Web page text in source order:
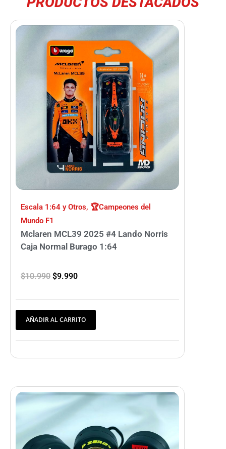
Escala 1:64 y Otros, 🏆Campeones del
Mundo F1
Mclaren MCL39 2025 #4 Lando Norris
Caja Normal Burago 1:64
$10.990 $9.990
AÑADIR AL CARRITO